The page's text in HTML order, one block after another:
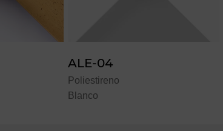
ALE-04
Poliestireno
Blanco